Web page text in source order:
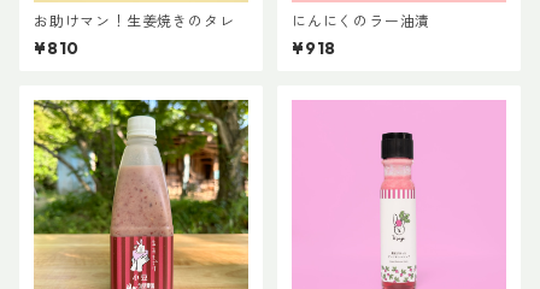
お助けマン！生姜焼きのタレ
¥810
にんにくのラー油漬
¥918